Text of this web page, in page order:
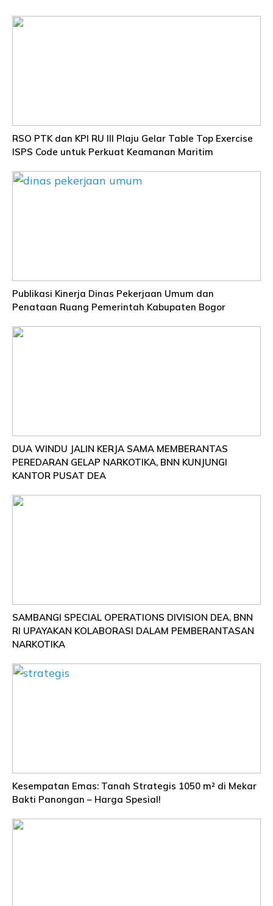
RSO PTK dan KPI RU III Plaju Gelar Table Top Exercise
ISPS Code untuk Perkuat Keamanan Maritim
Publikasi Kinerja Dinas Pekerjaan Umum dan
Penataan Ruang Pemerintah Kabupaten Bogor
DUA WINDU JALIN KERJA SAMA MEMBERANTAS
PEREDARAN GELAP NARKOTIKA, BNN KUNJUNGI
KANTOR PUSAT DEA
SAMBANGI SPECIAL OPERATIONS DIVISION DEA, BNN
RI UPAYAKAN KOLABORASI DALAM PEMBERANTASAN
NARKOTIKA
Kesempatan Emas: Tanah Strategis 1050 m² di Mekar
Bakti Panongan – Harga Spesial!